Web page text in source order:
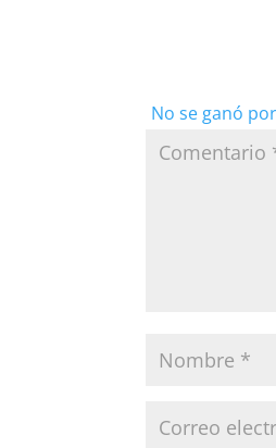
No se ganó